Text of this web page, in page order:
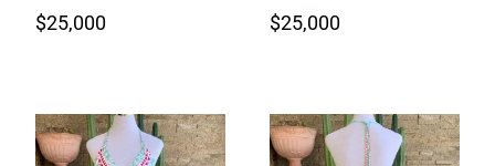
$25,000 $25,000